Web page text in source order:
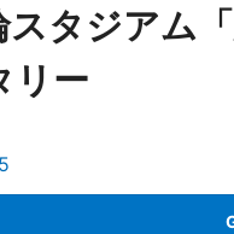
スタジアム
リー